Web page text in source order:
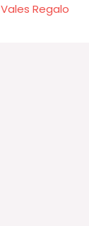
Vales Regalo